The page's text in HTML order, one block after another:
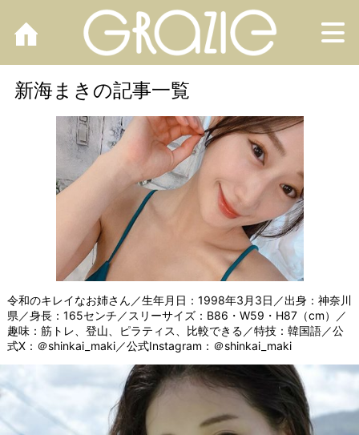
新海まきの記事一覧
令和のキレイなお姉さん／生年月日：1998年3月3日／出身：神奈川
県／身長：165センチ／スリーサイズ：B86・W59・H87（cm）／
趣味：筋トレ、登山、ピラティス、比較できる／特技：韓国語／公
式X： ＠shinkai_maki／公式Instagram： ＠shinkai_maki